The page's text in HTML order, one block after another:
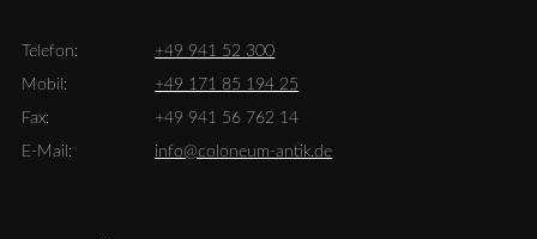
Telefon:
+49 941 52 300
Mobil:
+49 171 85 194 25
Fax:
+49 941 56 762 14
E-Mail:
info@coloneum-antik.de